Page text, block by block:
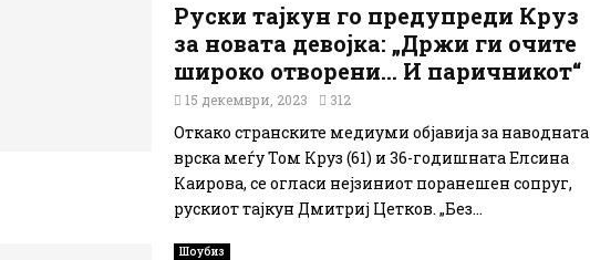
Руски тајкун го предупреди Круз
за новата девојка: „Држи ги очите
широко отворени… И паричникот“
15 декември, 2023 312
Откако странските медиуми објавија за наводната
врска меѓу Том Круз (61) и 36-годишната Елсина
Каирова, се огласи нејзиниот поранешен сопруг,
рускиот тајкун Дмитриј Цетков. „Без...
Шоубиз